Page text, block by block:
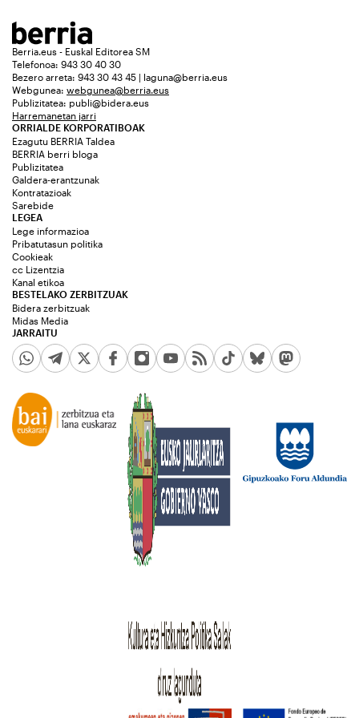
Berria.eus - Euskal Editorea SM
Telefonoa: 943 30 40 30
Bezero arreta: 943 30 43 45 | laguna@berria.eus
Webgunea: webgunea@berria.eus
Publizitatea: publi@bidera.eus
Harremanetan jarri
ORRIALDE KORPORATIBOAK
Ezagutu BERRIA Taldea
BERRIA berri bloga
Publizitatea
Galdera-erantzunak
Kontratazioak
Sarebide
JARRAITU
LEGEA
Lege informazioa
Pribatutasun politika
Cookieak
cc Lizentzia
Kanal etikoa
BESTELAKO ZERBITZUAK
Bidera zerbitzuak
Midas Media